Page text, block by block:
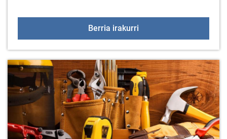
Berria irakurri